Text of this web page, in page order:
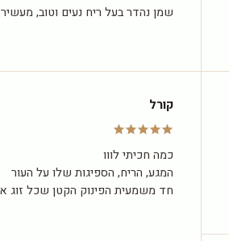
שמן נהדר בעל ריח נעים וטוב,
קורל
כמה חכיתי לווו
המגע, הריח, הספיגות שלו על העור
חד משמעית הפינוק הקטן שכל זוג